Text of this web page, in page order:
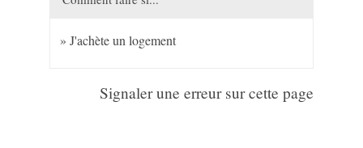
J'achète un logement
Signaler une erreur sur cette page